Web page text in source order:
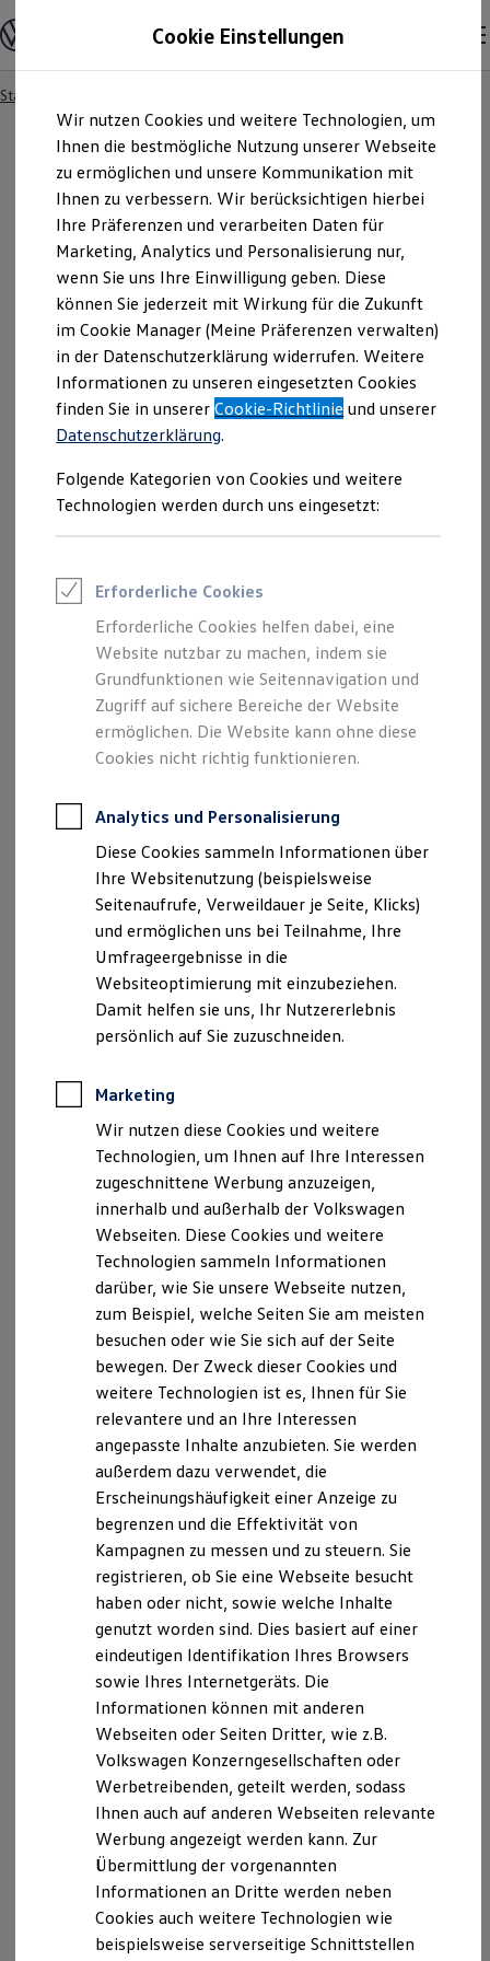
Hauptinhalt
springen
Footer
springen
Modelle und Konfigurator
Konfigurator
Modelle vergleichen
Elektroautos
ENERGY Sondermodelle
Nutzfahrzeuge
SUV und CUV
Familienautos
Kombis
Kompaktwagen
Sportwagen
Schnell verfügbare Fahrzeuge
Angebote und Produkte
Aktuelle Angebote
E-Auto-Förderung
Volkswagen Marktplatz
Die ENERGY Sondermodelle
Junge Gebrauchtwagen und Gebrauchtwagen
Volkswagen Zertifizierte Gebrauchtwagen
Elektromobilität bei Gebrauchtwagen
Saisonangebote
Reifenpakete
Leasing
Leasing-Angebote
Elektroauto Leasing
Kleinwagen-Leasing
Leasing ohne Anzahlung
Finanzierung
Autokredit mit Schlussrate
Versicherungen und Garantien
Kfz-Versicherung
Restschuldversicherungen
Garantien
Professional Class bei Volkswagen
Behörden
Direktkunden
Sonderfahrzeuge
Anpfiff zum Gewinn
Elektromobilität
Elektroautos
ID. Tutorials
Elektrofahrzeugkonzepte
ID. EVERY1
Reichweite
Rekuperation
Laden unterwegs
Laden Zuhause
Ladestationen finden
Ladezeitensimulator
Batterie
Sicherheit
Nachhaltigkeit
Technologie
Kosten und Kauf
Verbrauchskosten
Kaufoptionen
E-Auto-Förderung
Software und Konnektivität
Die ID. Software 6
ID. Software Versionen und Updates
Digitale Extras
Schnittstellen zu Ihrem ID.
Marke und Erlebnis
Volkswagen R und R Experience
R-Modelle
R Experience
Driving Experience
Volkswagen entdecken
Werkbesichtigung
Lifestyle Shop
T-Roc Kollektion
Golf Kollektion
Volkswagen Kollektion
R-Kollektion
GTI Kollektion
Fußball Drop
we drive football
#wedriveproud
Besitzer und Service
myVolkswagen
Software Updates
Service und Ersatzteile
Inspektion und HU/AU
Startseite
Kontakt CyberSecurity
Volkswagen
Vulnerability Reporting
Policy
Volkswagen
legen wir großen Wert auf die
Daher sind wir bestrebt relevante
Schwachstellen zu identifizieren und entsprechend zu
bearbeiten. In diesem Zusammenhang nehmen wir
Hinweise gerne entgegen.
Wenn Sie Hinweise auf eine Schwachstelle entdeckt
haben, teilen Sie uns diese bitte mit, damit wir die
Schwachstelle mit Ihrer Hilfe bearbeiten können.
Nach Eingang der Meldung, untersuchen und
mögliche Schwachstellen im Rahmen unserer
Prozesse.
Unsere Prinzipien:
Befolgen Sie stets die jeweils geltenden,
gesetzlichen Bestimmungen.
Greifen Sie insbesondere auf keine Daten
personenbezogen) zu, die nicht
ausschließlich Ihnen zugeordnet sind bzw.
ohne eine vorherige Zustimmung eingeholt
zu haben.
Führen Sie außerdem keine Aktivitäten
durch, die Ihnen oder anderen schaden
können oder zu potentiell gefährlichen
Situationen führen können (z.B.
Manipulation während der Fahrt,
Manipulation von Airbags, etc.).
Beeinträchtigungen der User Experience
sowie eine Störung der Systeme sind zu
vermeiden.
Führen Sie Tests und Recherchen nur
innerhalb des Geltungsbereichs (siehe
unten Geltungsbereich) durch.
Verwenden Sie den unten ausgewiesenen
Kommunikationskanal, um uns
Schwachstelleninformationen zu melden.
Senden Sie uns die Information bitte in
Englisch oder auf Deutsch zu.
Geben Sie ausreichend Details zum
Nachstellen der Schwachstelle an:
Informationen zu dem
Zeitpunkt, zu dem die
Schwachstelle entdeckt wurde.
Alle verfügbaren Informationen
zu den verwendeten Modellen
und Bauteilen, Teilenummern,
Fahrgestellnummern,
Softwareständen.
Cookie Einstellungen
Wir nutzen Cookies und weitere Technologien, um
Ihnen die bestmögliche Nutzung unserer Webseite
zu ermöglichen und unsere Kommunikation mit
Ihnen zu verbessern. Wir berücksichtigen hierbei
Ihre Präferenzen und verarbeiten Daten für
Marketing, Analytics und Personalisierung nur,
wenn Sie uns Ihre Einwilligung geben. Diese
können Sie jederzeit mit Wirkung für die Zukunft
im Cookie Manager (Meine Präferenzen verwalten)
in der Datenschutzerklärung widerrufen. Weitere
Informationen zu unseren eingesetzten Cookies
finden Sie in unsererCookie-Richtlinie und unserer
Datenschutzerklärung.
Folgende Kategorien von Cookies und weitere
Technologien werden durch uns eingesetzt:
Erforderliche Cookies
Erforderliche Cookies helfen dabei, eine
Website nutzbar zu machen, indem sie
Grundfunktionen wie Seitennavigation und
Zugriff auf sichere Bereiche der Website
ermöglichen. Die Website kann ohne diese
Cookies nicht richtig funktionieren.
Analytics und Personalisierung
Diese Cookies sammeln Informationen über
Ihre Websitenutzung (beispielsweise
Seitenaufrufe, Verweildauer je Seite, Klicks)
und ermöglichen uns bei Teilnahme, Ihre
Umfrageergebnisse in die
Websiteoptimierung mit einzubeziehen.
Damit helfen sie uns, Ihr Nutzererlebnis
persönlich auf Sie zuzuschneiden.
Marketing
Wir nutzen diese Cookies und weitere
Technologien, um Ihnen auf Ihre Interessen
zugeschnittene Werbung anzuzeigen,
innerhalb und außerhalb der Volkswagen
Webseiten. Diese Cookies und weitere
Technologien sammeln Informationen
darüber, wie Sie unsere Webseite nutzen,
zum Beispiel, welche Seiten Sie am meisten
besuchen oder wie Sie sich auf der Seite
bewegen. Der Zweck dieser Cookies und
weitere Technologien ist es, Ihnen für Sie
relevantere und an Ihre Interessen
angepasste Inhalte anzubieten. Sie werden
außerdem dazu verwendet, die
Erscheinungshäufigkeit einer Anzeige zu
begrenzen und die Effektivität von
Kampagnen zu messen und zu steuern. Sie
registrieren, ob Sie eine Webseite besucht
haben oder nicht, sowie welche Inhalte
genutzt worden sind. Dies basiert auf einer
eindeutigen Identifikation Ihres Browsers
sowie Ihres Internetgeräts. Die
Informationen können mit anderen
Webseiten oder Seiten Dritter, wie z.B.
Volkswagen Konzerngesellschaften oder
Werbetreibenden, geteilt werden, sodass
Ihnen auch auf anderen Webseiten relevante
Werbung angezeigt werden kann. Zur
Übermittlung der vorgenannten
Informationen an Dritte werden neben
Cookies auch weitere Technologien wie
beispielsweise serverseitige Schnittstellen